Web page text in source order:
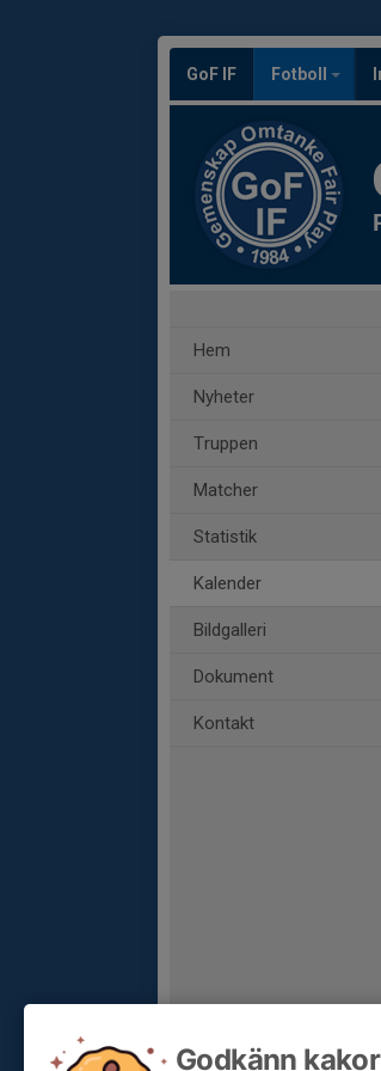
GoF IF Fotboll
Hem
Nyheter
Truppen
Matcher
Statistik
Kalender
Bildgalleri
Dokument
Kontakt
Godkänn kakor